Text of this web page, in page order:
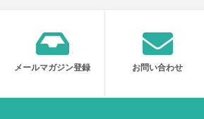
メールマガジン登録 お問い合わせ